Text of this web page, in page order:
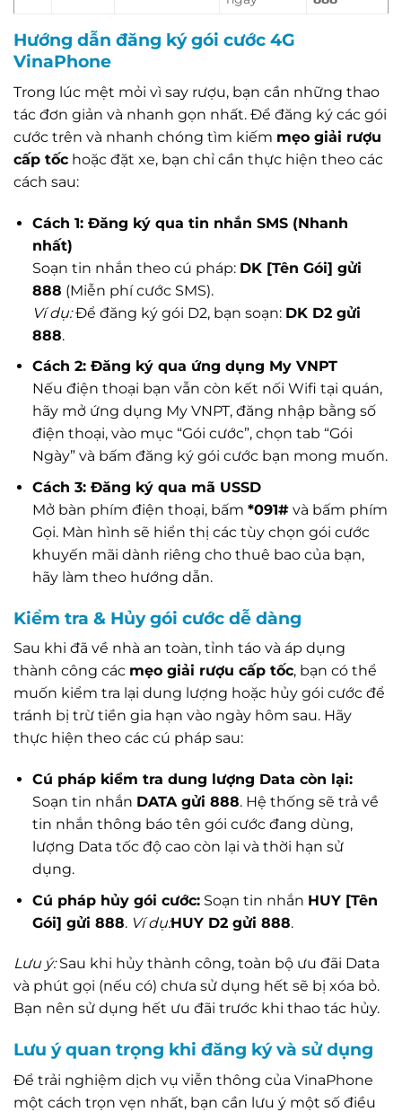
Hướng dẫn đăng ký gói cước 4G
VinaPhone
Trong lúc mệt mỏi vì say rượu, bạn cần những thao
tác đơn giản và nhanh gọn nhất. Để đăng ký các gói
cước trên và nhanh chóng tìm kiếm mẹo giải rượu
cấp tốc hoặc đặt xe, bạn chỉ cần thực hiện theo các
cách sau:
Cách 1: Đăng ký qua tin nhắn SMS (Nhanh
nhất)
Soạn tin nhắn theo cú pháp: DK [Tên Gói] gửi
888 (Miễn phí cước SMS).
Ví dụ:Để đăng ký gói D2, bạn soạn: DK D2 gửi
888.
Cách 2: Đăng ký qua ứng dụng My VNPT
Nếu điện thoại bạn vẫn còn kết nối Wifi tại quán,
hãy mở ứng dụng My VNPT, đăng nhập bằng số
điện thoại, vào mục “Gói cước”, chọn tab “Gói
Ngày” và bấm đăng ký gói cước bạn mong muốn.
Cách 3: Đăng ký qua mã USSD
Mở bàn phím điện thoại, bấm *091#và bấm phím
Gọi. Màn hình sẽ hiển thị các tùy chọn gói cước
khuyến mãi dành riêng cho thuê bao của bạn,
hãy làm theo hướng dẫn.
Kiểm tra & Hủy gói cước dễ dàng
Sau khi đã về nhà an toàn, tỉnh táo và áp dụng
thành công các mẹo giải rượu cấp tốc, bạn có thể
muốn kiểm tra lại dung lượng hoặc hủy gói cước để
tránh bị trừ tiền gia hạn vào ngày hôm sau. Hãy
thực hiện theo các cú pháp sau:
Cú pháp kiểm tra dung lượng Data còn lại:
Soạn tin nhắn DATA gửi 888. Hệ thống sẽ trả về
tin nhắn thông báo tên gói cước đang dùng,
lượng Data tốc độ cao còn lại và thời hạn sử
dụng.
Cú pháp hủy gói cước:Soạn tin nhắn HUY [Tên
Gói] gửi 888. Ví dụ:HUY D2 gửi 888.
Lưu ý:Sau khi hủy thành công, toàn bộ ưu đãi Data
và phút gọi (nếu có) chưa sử dụng hết sẽ bị xóa bỏ.
Bạn nên sử dụng hết ưu đãi trước khi thao tác hủy.
Lưu ý quan trọng khi đăng ký và sử dụng
Để trải nghiệm dịch vụ viễn thông của VinaPhone
một cách trọn vẹn nhất, bạn cần lưu ý một số điều